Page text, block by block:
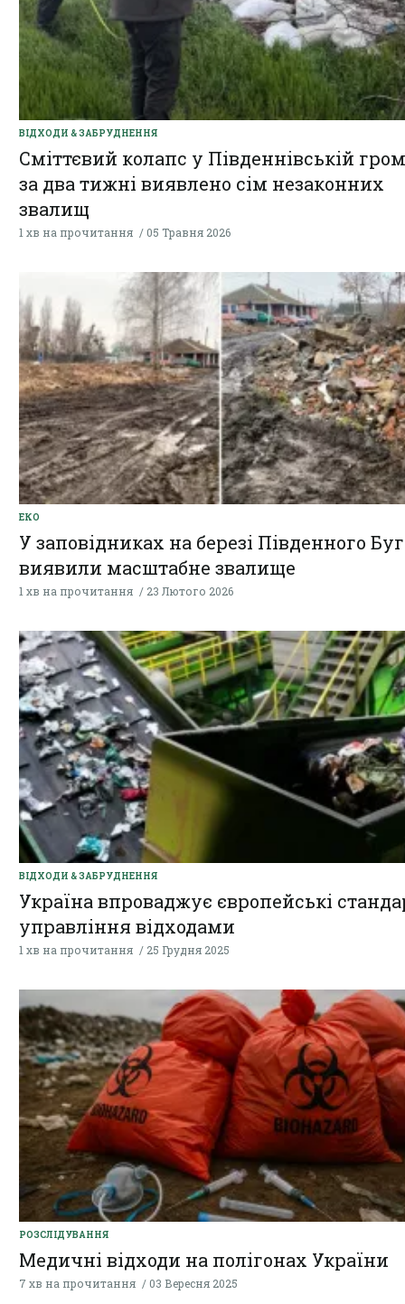
ВІДХОДИ & ЗАБРУДНЕННЯ
Сміттєвий колапс у Південнівській
за два тижні виявлено сім незаконних
звалищ
1 хв на прочитання 05 Травня 2026
ЕКО
У заповідниках на березі Південного
виявили масштабне звалище
1 хв на прочитання 23 Лютого 2026
ВІДХОДИ & ЗАБРУДНЕННЯ
Україна впроваджує європейські
управління відходами
1 хв на прочитання 25 Грудня 2025
РОЗСЛІДУВАННЯ
Медичні відходи на полігонах України
7 хв на прочитання 03 Вересня 2025